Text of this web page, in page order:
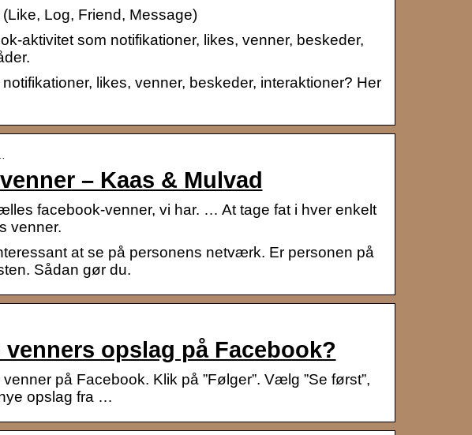
Log, Friend, Message)
aktivitet som notifikationer, likes, venner, beskeder,
likes, venner, beskeder, interaktioner? Her
– Kaas & Mulvad
facebook-venner, vi har. … At tage fat i hver enkelt
venner.
at se på personens netværk. Er personen på
Sådan gør du.
opslag på Facebook?
på Facebook. Klik på ”Følger”. Vælg ”Se først”,
opslag fra …